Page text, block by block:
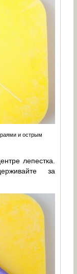
и острым
лепестка.
за